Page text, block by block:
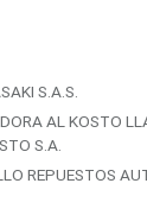
S.A.S.
AL KOSTO
S.A.
REPUESTOS